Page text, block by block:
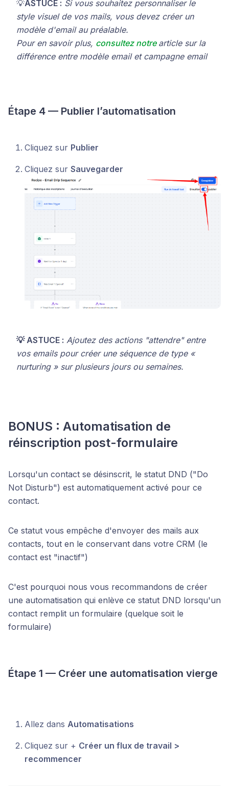
💡ASTUCE : Si vous souhaitez personnaliser le
style visuel de vos mails, vous devez créer un
modèle d'email au préalable.
Pour en savoir plus, consultez notre article sur la
différence entre modèle email et campagne email
Étape 4 — Publier l’automatisation
Cliquez sur Publier
Cliquez sur Sauvegarder
💡 ASTUCE : Ajoutez des actions "attendre" entre
vos emails pour créer une séquence de type «
nurturing » sur plusieurs jours ou semaines.
BONUS : Automatisation de
réinscription post-formulaire
Lorsqu'un contact se désinscrit, le statut DND ("Do
Not Disturb") est automatiquement activé pour ce
contact.
Ce statut vous empêche d'envoyer des mails aux
contacts, tout en le conservant dans votre CRM (le
contact est "inactif")
C'est pourquoi nous vous recommandons de créer
une automatisation qui enlève ce statut DND lorsqu'un
contact remplit un formulaire (quelque soit le
formulaire)
Étape 1 — Créer une automatisation vierge
Allez dans Automatisations
Cliquez sur + Créer un flux de travail >
recommencer